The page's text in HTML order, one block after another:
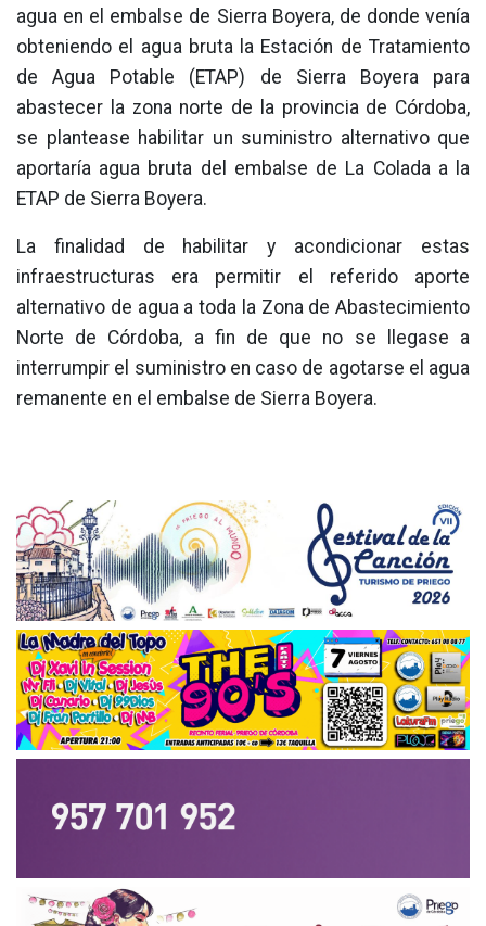
agua en el embalse de Sierra Boyera, de donde venía
obteniendo el agua bruta la Estación de Tratamiento
de Agua Potable (ETAP) de Sierra Boyera para
abastecer la zona norte de la provincia de Córdoba,
se plantease habilitar un suministro alternativo que
aportaría agua bruta del embalse de La Colada a la
ETAP de Sierra Boyera.
La finalidad de habilitar y acondicionar estas
infraestructuras era permitir el referido aporte
alternativo de agua a toda la Zona de Abastecimiento
Norte de Córdoba, a fin de que no se llegase a
interrumpir el suministro en caso de agotarse el agua
remanente en el embalse de Sierra Boyera.